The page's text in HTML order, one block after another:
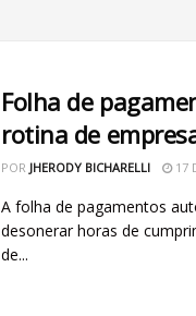
Folha de
rotina de
POR JHERODY BICHARELLI 17
A folha de pagamentos
desonerar horas de
de...